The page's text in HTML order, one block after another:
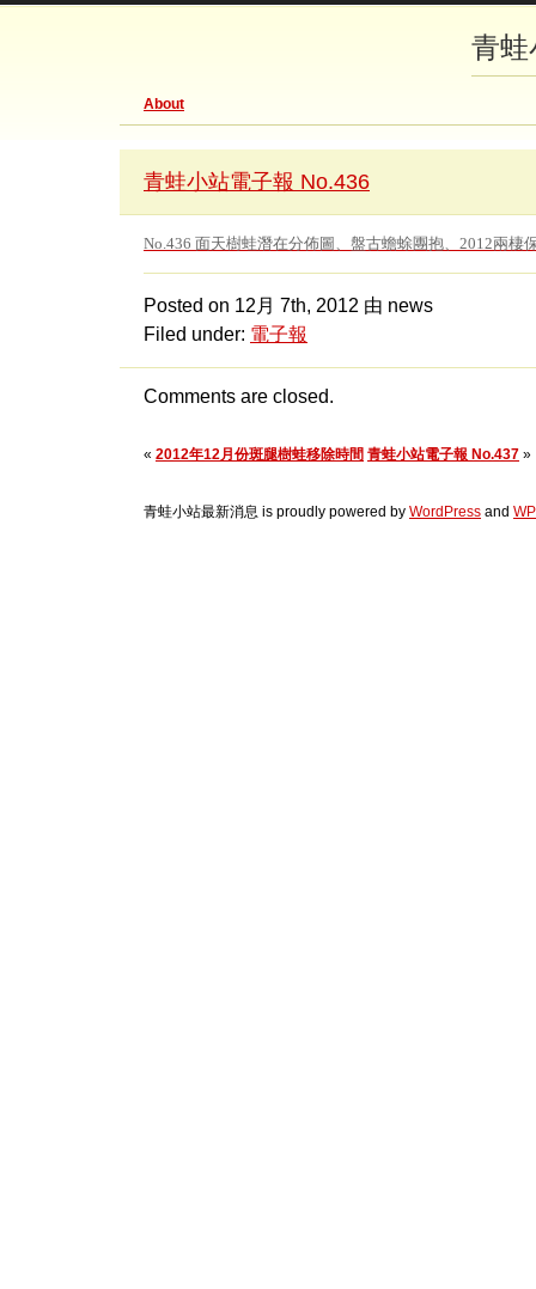
青蛙
About
青蛙小站電子報 No.436
No.436 面天樹蛙潛在分佈圖、盤古蟾蜍團抱、2012兩棲
Posted on 12月 7th, 2012 由 news
Filed under: 電子報
Comments are closed.
« 2012年12月份斑腿樹蛙移除時間 青蛙小站電子報 No.437 »
青蛙小站最新消息 is proudly powered by WordPress and